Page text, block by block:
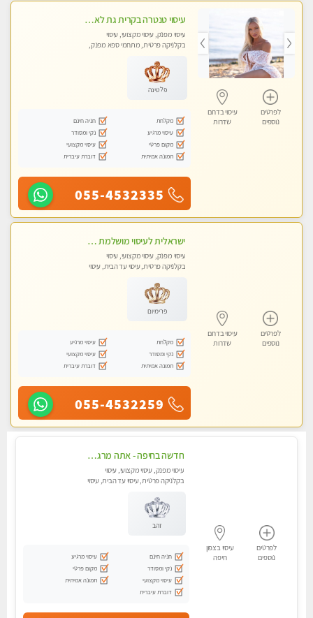
לפרטים
נוספים
עיסוי בדרום
שדרות
עיסוי טנטרה בקרית גת לא מה שחשבת הרבה יותר ממה שדמיינת פרטי!!! Highly recommended
עיסוי מפנק, עיסוי מקצועי, עיסוי
בקלניקה פרטית, מתחמי ספא מפנק,
טנטרה
פלטינה
מקלחת
חניה חינם
עיסוי מרגיע
נקי ומסודר
מקום פרטי
עיסוי מקצועי
תמונה אמיתית
דוברת עיברית
055-4532335
לפרטים
נוספים
עיסוי בדרום
שדרות
ישראלית לעיסוי מושלמת לעיסוי מושלם ואיכותי במיוחד !
עיסוי מפנק, עיסוי מקצועי, עיסוי
בקלניקה פרטית, עיסוי עד הבית, עיסוי
פרימיום
מקלחת
עיסוי מרגיע
נקי ומסודר
עיסוי מקצועי
תמונה אמיתית
דוברת עיברית
055-4532259
לפרטים
נוספים
עיסוי בצפון
חיפה
חדשה בחיפה - אתה מרגיש עייף??? זה הזמן להתפנק בעיסוי מקצועי ברמה גבוהה- Highly recommended
עיסוי מפנק, עיסוי מקצועי, עיסוי
בקלניקה פרטית, עיסוי עד הבית, עיסוי
זהב
חניה חינם
עיסוי מרגיע
נקי ומסודר
מקום פרטי
עיסוי מקצועי
תמונה אמיתית
דוברת עיברית